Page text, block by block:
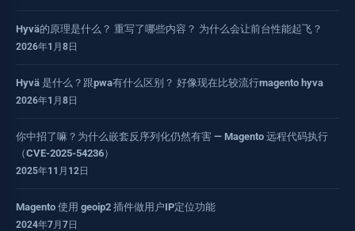
Hyvä的原理是什么？ 重写了哪些内容？ 为什么会让前台性能起飞？
2026年1月8日
Hyvä 是什么？跟pwa有什么区别？ 好像现在比较流行magento hyva
2026年1月8日
你中招了嘛？为什么嵌套反序列化仍然有害 — Magento 远程代码执行
（CVE-2025-54236）
2025年11月12日
Magento 使用 geoip2 插件做用户IP定位功能
2024年7月7日